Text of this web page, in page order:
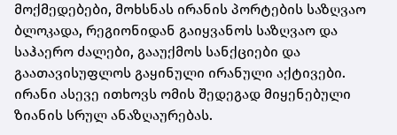
მოქმედებები, მოხსნას ირანის პორტების საზღვაო
ბლოკადა, რეგიონიდან გაიყვანოს საზღვაო და
საჰაერო ძალები, გააუქმოს სანქციები და
გაათავისუფლოს გაყინული ირანული აქტივები.
ირანი ასევე ითხოვს ომის შედეგად მიყენებული
ზიანის სრულ ანაზღაურებას.